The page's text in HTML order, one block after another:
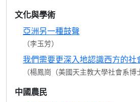
文化與學術
亞洲另一種鼓聲
（李玉芳）
我們需要更深入地認識西方的社
（楊鳳崗（美國天主教大學社會系博
中國農民